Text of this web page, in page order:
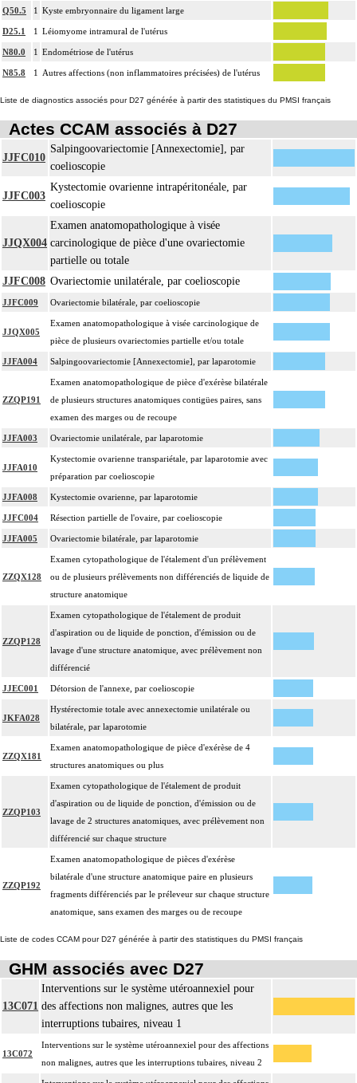
Q50.5 1 Kyste embryonnaire du ligament large
D25.1 1 Léiomyome intramural de l'utérus
N80.0 1 Endométriose de l'utérus
N85.8 1 Autres affections (non inflammatoires précisées) de l'utérus
Liste de diagnostics associés pour D27 générée à partir des statistiques du PMSI français
Actes CCAM associés à D27
JJFC010
Salpingoovariectomie [Annexectomie], par
coelioscopie
JJFC003
Kystectomie ovarienne intrapéritonéale, par
coelioscopie
JJQX004
Examen anatomopathologique à visée
carcinologique de pièce d'une ovariectomie
partielle ou totale
JJFC008 Ovariectomie unilatérale, par coelioscopie
JJFC009 Ovariectomie bilatérale, par coelioscopie
JJQX005
Examen anatomopathologique à visée carcinologique de
pièce de plusieurs ovariectomies partielle et/ou totale
JJFA004 Salpingoovariectomie [Annexectomie], par laparotomie
ZZQP191
Examen anatomopathologique de pièce d'exérèse bilatérale
de plusieurs structures anatomiques contigües paires, sans
examen des marges ou de recoupe
JJFA003 Ovariectomie unilatérale, par laparotomie
JJFA010
Kystectomie ovarienne transpariétale, par laparotomie avec
préparation par coelioscopie
JJFA008 Kystectomie ovarienne, par laparotomie
JJFC004 Résection partielle de l'ovaire, par coelioscopie
JJFA005 Ovariectomie bilatérale, par laparotomie
ZZQX128
Examen cytopathologique de l'étalement d'un prélèvement
ou de plusieurs prélèvements non différenciés de liquide de
structure anatomique
ZZQP128
Examen cytopathologique de l'étalement de produit
d'aspiration ou de liquide de ponction, d'émission ou de
lavage d'une structure anatomique, avec prélèvement non
différencié
JJEC001 Détorsion de l'annexe, par coelioscopie
JKFA028
Hystérectomie totale avec annexectomie unilatérale ou
bilatérale, par laparotomie
ZZQX181
Examen anatomopathologique de pièce d'exérèse de 4
structures anatomiques ou plus
ZZQP103
Examen cytopathologique de l'étalement de produit
d'aspiration ou de liquide de ponction, d'émission ou de
lavage de 2 structures anatomiques, avec prélèvement non
différencié sur chaque structure
ZZQP192
Examen anatomopathologique de pièces d'exérèse
bilatérale d'une structure anatomique paire en plusieurs
fragments différenciés par le préleveur sur chaque structure
anatomique, sans examen des marges ou de recoupe
Liste de codes CCAM pour D27 générée à partir des statistiques du PMSI français
GHM associés avec D27
13C071
Interventions sur le système utéroannexiel pour
des affections non malignes, autres que les
interruptions tubaires, niveau 1
13C072
Interventions sur le système utéroannexiel pour des affections
non malignes, autres que les interruptions tubaires, niveau 2